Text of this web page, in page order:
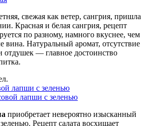
свежая как ветер, сангрия, пришла
Красная и белая сангрия, рецепт
по разному, намного вкуснее, чем
Натуральный аромат, отсутствие
отдушек — главное достоинство
лапши с зеленью
приобретает невероятно изысканный
Рецепт салата восхищает